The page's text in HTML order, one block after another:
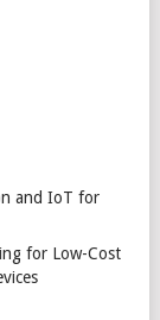
and IoT for
for Low-Cost